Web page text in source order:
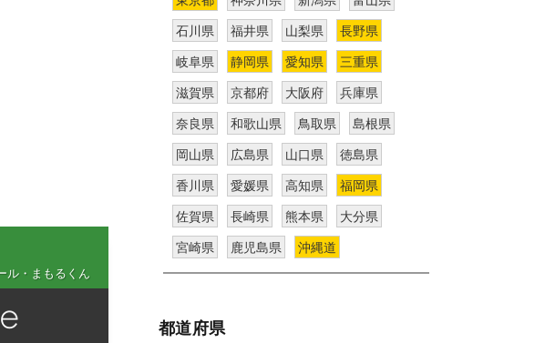
ル・まもるくん
石川県
福井県 山梨県
長野県
岐阜県
静岡県 愛知県
三重県
滋賀県
京都府 大阪府
兵庫県
奈良県
和歌山県 鳥取県
島根県
岡山県
広島県 山口県
徳島県
香川県
愛媛県 高知県
福岡県
佐賀県
長崎県 熊本県
大分県
宮崎県
鹿児島県 沖縄道
都道府県